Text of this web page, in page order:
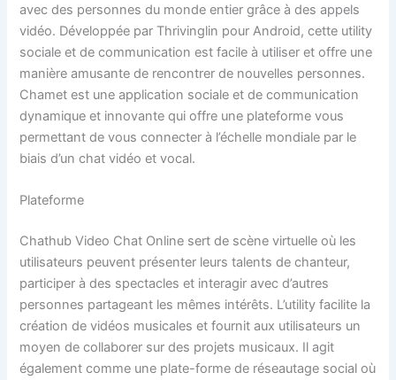
avec des personnes du monde entier grâce à des appels
vidéo. Développée par Thrivinglin pour Android, cette utility
sociale et de communication est facile à utiliser et offre une
manière amusante de rencontrer de nouvelles personnes.
Chamet est une application sociale et de communication
dynamique et innovante qui offre une plateforme vous
permettant de vous connecter à l’échelle mondiale par le
biais d’un chat vidéo et vocal.
Plateforme
Chathub Video Chat Online sert de scène virtuelle où les
utilisateurs peuvent présenter leurs talents de chanteur,
participer à des spectacles et interagir avec d’autres
personnes partageant les mêmes intérêts. L’utility facilite la
création de vidéos musicales et fournit aux utilisateurs un
moyen de collaborer sur des projets musicaux. Il agit
également comme une plate-forme de réseautage social où